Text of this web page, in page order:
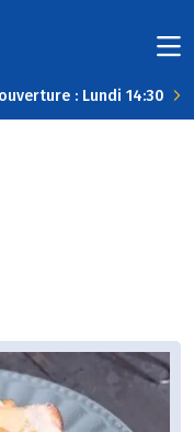
: Lundi 14:30